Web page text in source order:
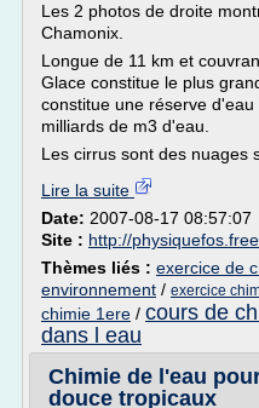
Les 2 photos de droite
Chamonix.
Longue de 11 km et
Glace constitue le plus
constitue une réserve
milliards de m3 d'eau.
Les cirrus sont des nuages
Lire la suite
Date: 2007-08-17 08:57:07
Site : http://
Thèmes liés : exercice de
environnement / exercice
chimie 1ere / cours de
dans l eau
Chimie de l'eau
douce tropicaux